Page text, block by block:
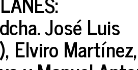
José Luis
Elviro Martínez,